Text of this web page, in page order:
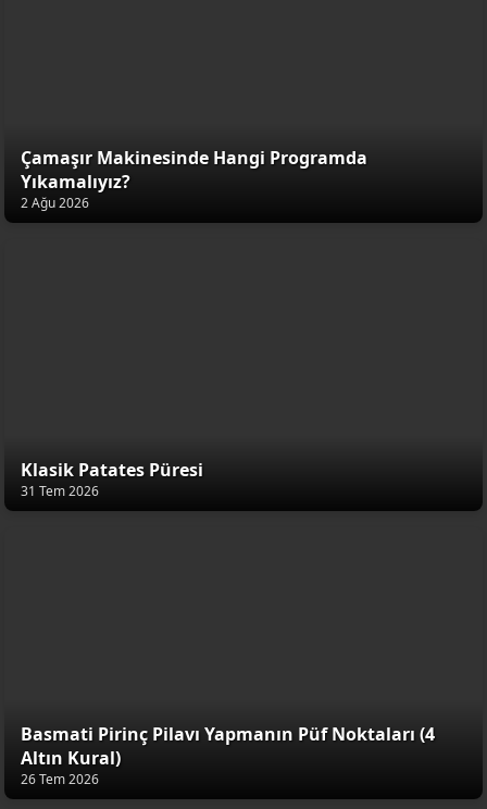
Çamaşır Makinesinde Hangi Programda
Yıkamalıyız?
2 Ağu 2026
Klasik Patates Püresi
31 Tem 2026
Basmati Pirinç Pilavı Yapmanın Püf Noktaları (4
Altın Kural)
26 Tem 2026